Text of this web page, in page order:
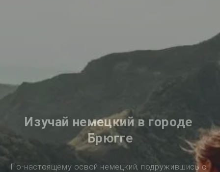
Изучай немецкий в городе
Брюгге
По-настоящему освой немецкий, подружившись с